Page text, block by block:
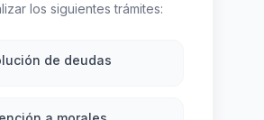
los siguientes trámites:
de deudas